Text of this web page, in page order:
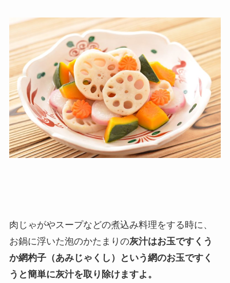
肉じゃがやスープなどの煮込み料理をする時に、
お鍋に浮いた泡のかたまりの灰汁はお玉ですくう
か網杓子（あみじゃくし）という網のお玉ですく
うと簡単に灰汁を取り除けますよ。